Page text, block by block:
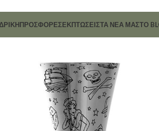
ΠΡΟΣΦΟΡΕΣΕΚΠΤΏΣΕΙΣΤΑ ΝΕΑ ΜΑΣΤΟ